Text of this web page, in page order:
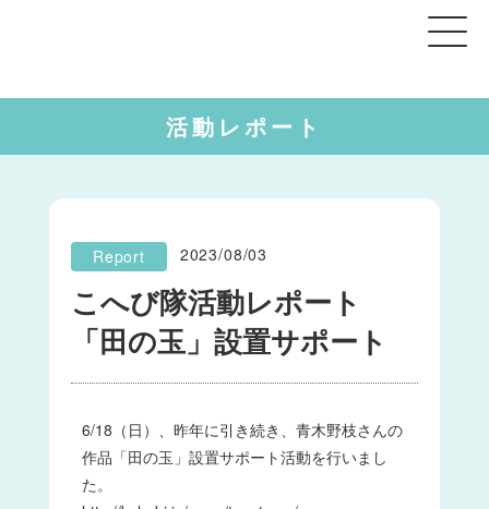
活動レポート
Report 2023/08/03
こへび隊活動レポート
「田の玉」設置サポート
6/18（日）、昨年に引き続き、青木野枝さんの
作品「田の玉」設置サポート活動を行いまし
た。